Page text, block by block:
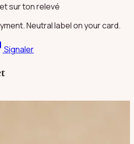
sur ton relevé
Neutral label on your card.
Signaler